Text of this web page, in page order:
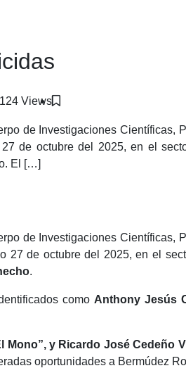
124 Views
de Investigaciones Científicas,
de octubre del 2025, en el
El […]
de Investigaciones Científicas,
27 de octubre del 2025, en el
.
como Anthony Jesús
Mono”, y Ricardo José Cedeño
oportunidades a Bermúdez